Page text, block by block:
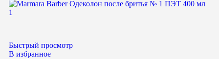
Быстрый просмотр
В избранное